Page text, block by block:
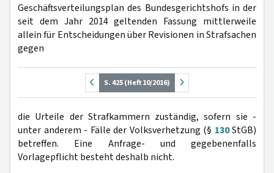
Geschäftsverteilungsplan des Bundesgerichtshofs in der
seit dem Jahr 2014 geltenden Fassung mittlerweile
allein für Entscheidungen über Revisionen in Strafsachen
gegen
S. 425 (Heft 10/2016)
die Urteile der Strafkammern zuständig, sofern sie -
unter anderem - Fälle der Volksverhetzung (§ 130StGB)
betreffen. Eine Anfrage- und gegebenenfalls
Vorlagepflicht besteht deshalb nicht.